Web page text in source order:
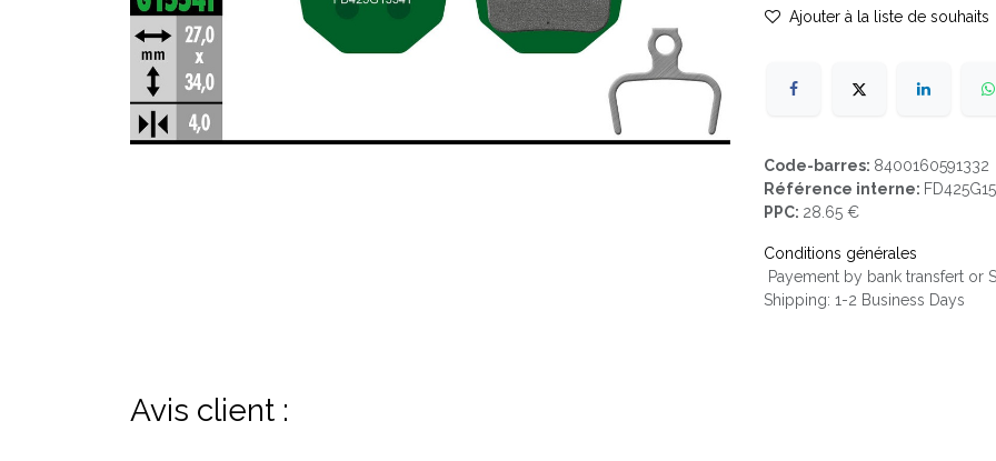
Ajouter à la liste de souhaits
Code-barres: 8400160591332
Référence interne:
PPC: 28.65 €
Conditions générales
Payement by bank transfert or
Shipping: 1-2 Business Days
Avis client :